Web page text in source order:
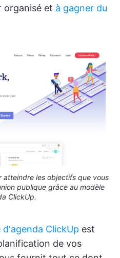
organisé et à gagner du
atteindre les objectifs que vous
publique grâce au modèle
ClickUp.
d'agenda ClickUp est
de vos